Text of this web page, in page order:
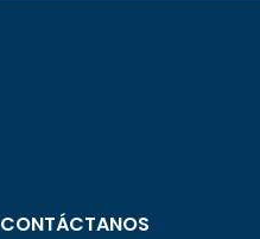
CONTÁCTANOS